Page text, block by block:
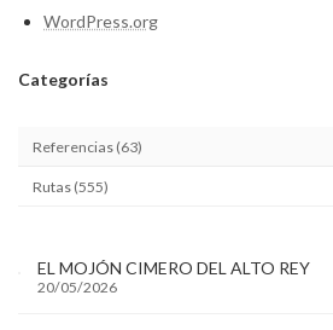
WordPress.org
Categorías
Referencias (63)
Rutas (555)
EL MOJÓN CIMERO DEL ALTO REY
20/05/2026